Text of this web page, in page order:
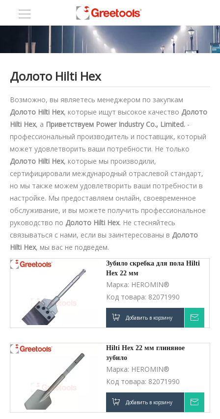
Долото Hilti Hex
Возможно, вы являетесь менеджером по закупкам
Долото Hilti Hex, которые ищут высокое качество Долото
Hilti Hex, а Приветствуем Power Industry Co., Limited. -
профессиональный производитель и поставщик, который
может удовлетворить ваши потребности. Не только
Долото Hilti Hex, которые мы производили,
сертифицировали международный отраслевой стандарт,
но мы также можем удовлетворить ваши потребности в
настройке. Мы предоставляем онлайн, своевременное
обслуживание, и вы можете получить профессиональное
руководство по Долото Hilti Hex. Не стесняйтесь
связываться с нами, если вы заинтересованы в Долото
Hilti Hex, мы вас не подведем.
Зубило скребка для пола Hilti
Hex 22 мм
Марка: HEROMIN®
Код товара: 82071990
Добавить в корзину
Hilti Hex 22 мм глиняное
зубило
Марка: HEROMIN®
Код товара: 82071990
Добавить в корзину